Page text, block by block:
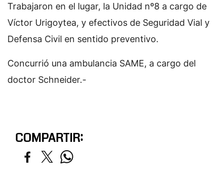
Trabajaron en el lugar, la Unidad nº8 a cargo de
Víctor Urigoytea, y efectivos de Seguridad Vial y
Defensa Civil en sentido preventivo.
Concurrió una ambulancia SAME, a cargo del
doctor Schneider.-
COMPARTIR: